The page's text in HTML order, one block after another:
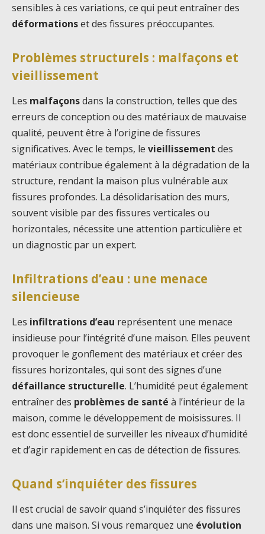
sensibles à ces variations, ce qui peut entraîner des
déformationset des fissures préoccupantes.
Problèmes structurels : malfaçons et
vieillissement
Les malfaçonsdans la construction, telles que des
erreurs de conception ou des matériaux de mauvaise
qualité, peuvent être à l’origine de fissures
significatives. Avec le temps, le vieillissement des
matériaux contribue également à la dégradation de la
structure, rendant la maison plus vulnérable aux
fissures profondes. La désolidarisation des murs,
souvent visible par des fissures verticales ou
horizontales, nécessite une attention particulière et
un diagnostic par un expert.
Infiltrations d’eau : une menace
silencieuse
Les infiltrations d’eau représentent une menace
insidieuse pour l’intégrité d’une maison. Elles peuvent
provoquer le gonflement des matériaux et créer des
fissures horizontales, qui sont des signes d’une
défaillance structurelle. L’humidité peut également
entraîner des problèmes de santé à l’intérieur de la
maison, comme le développement de moisissures. Il
est donc essentiel de surveiller les niveaux d’humidité
et d’agir rapidement en cas de détection de fissures.
Quand s’inquiéter des fissures
Il est crucial de savoir quand s’inquiéter des fissures
dans une maison. Si vous remarquez une évolution